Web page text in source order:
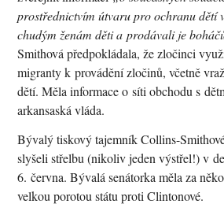
prostřednictvím útvaru pro ochranu dětí
chudým ženám děti a prodávali je
Smithová předpokládala, že zločinci
migranty k provádění zločinů, včetně
dětí. Měla informace o síti obchodu s
arkansaská vláda.
Bývalý tiskový tajemník Collins-
slyšeli střelbu (nikoliv jeden výstřel!) v
6. června. Bývalá senátorka měla za
velkou porotou státu proti Clintonové.